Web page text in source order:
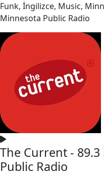
Funk, İngilizce, Music,
Minnesota Public Radio
The Current -
Public Radio